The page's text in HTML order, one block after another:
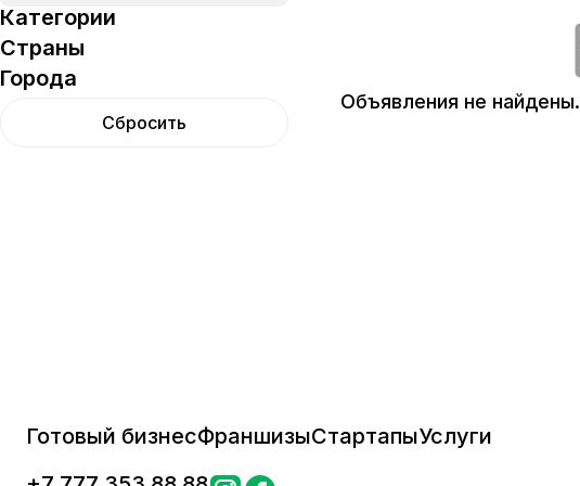
Категории
Страны
Города
Сбросить
Объявления не найдены.
Готовый бизнесФраншизыСтартапыУслуги